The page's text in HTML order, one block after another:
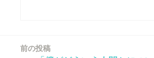
前の投稿